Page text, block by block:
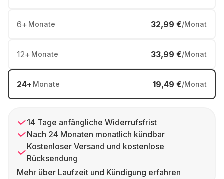
6+ Monate 32,99 €/Monat
12+ Monate 33,99 €/Monat
24+ Monate 19,49 €/Monat
14 Tage anfängliche Widerrufsfrist
Nach 24 Monaten monatlich kündbar
Kostenloser Versand und kostenlose
Rücksendung
Mehr über Laufzeit und Kündigung erfahren